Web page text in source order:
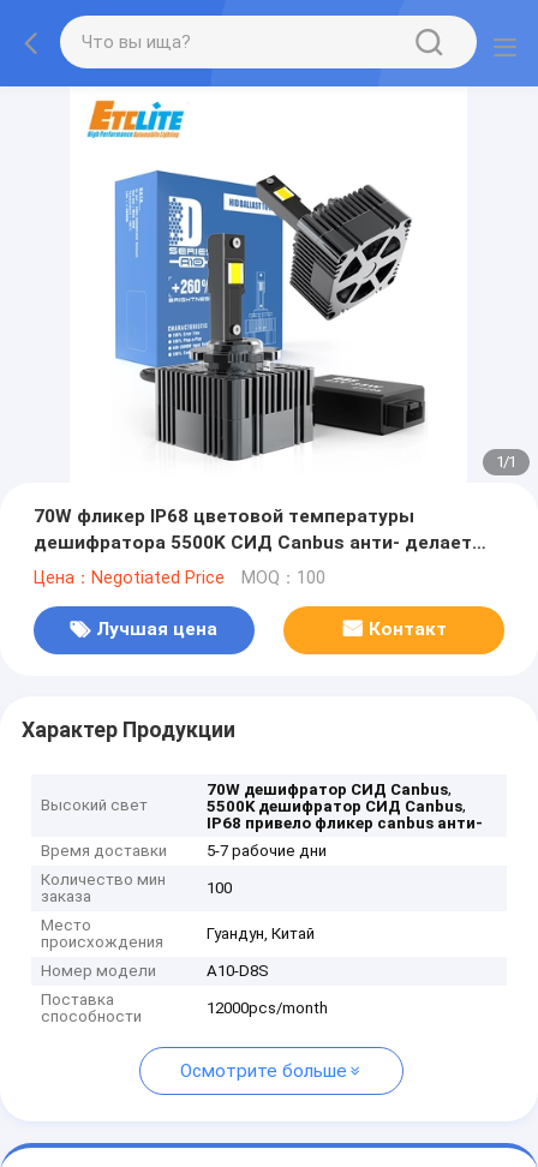
1/1
70W фликер IP68 цветовой температуры
дешифратора 5500K СИД Canbus анти- делает
водостойким
Цена：Negotiated Price MOQ：100
Лучшая цена Контакт
Характер Продукции
Высокий свет
70W дешифратор СИД Canbus,
5500K дешифратор СИД Canbus,
IP68 привело фликер canbus анти-
Время доставки
5-7 рабочие дни
Количество мин
заказа
100
Место
происхождения
Гуандун, Китай
Номер модели
A10-D8S
Поставка
способности
12000pcs/month
Осмотрите больше